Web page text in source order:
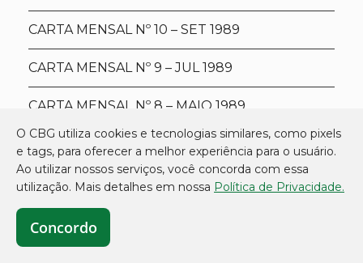
CARTA MENSAL Nº 10 – SET 1989
CARTA MENSAL Nº 9 – JUL 1989
CARTA MENSAL Nº 8 – MAIO 1989
CARTA MENSAL Nº 7 – ABR 1989
CARTA MENSAL Nº 6 – FEV 1989
O CBG utiliza cookies e tecnologias similares, como pixels
e tags, para oferecer a melhor experiência para o usuário.
Ao utilizar nossos serviços, você concorda com essa
utilização. Mais detalhes em nossa Política de Privacidade.
Concordo